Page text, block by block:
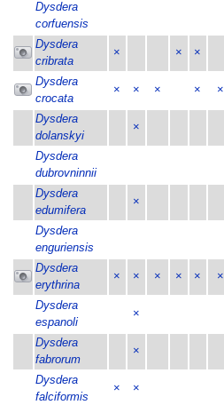
Dysdera
corfuensis
Dysdera
cribrata
× × ×
Dysdera
crocata
× × × × ×
Dysdera
dolanskyi
×
Dysdera
dubrovninnii
Dysdera
edumifera
×
Dysdera
enguriensis
Dysdera
erythrina
× × × × × ×
Dysdera
espanoli
×
Dysdera
fabrorum
×
Dysdera
falciformis
× ×